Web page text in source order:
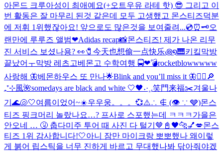
아몬드 크루아성이 최애예요(+오트우유 라테 핫) 😎 그리고 이
번 활동은 잘 마무리 된것 같은데 모두 고생했고 몬스티즈덕분
에 저휘 1위했잖아요! 앞으로도 많은것을 보여줄려...💿⏰🗝️오
랜만에 루루즈 앨범❤︎Adidas recap📸몬스티즈! 제가 나온 리무
진 서비스 보셨나용? 👀🧷今天也想偷一点快乐꩜໑🎹키킼막방
끝났어ㅜ막방 레츠고베몬고 수학여행 🚍❤︎💣rocketblowwwww
사랑해 🦋베몬하우스 또 만나🌟Blink and you’ll miss it 🦋❤️‍🔥 🔎
₊⁺⊹風🌺somedays are black and white 🤍🖤˖·˳.笑門来福✂️겨울나
기 🌊🐚🤍여름이었어~☀️우우웅。。。💞⚠️∴ ∉ (👁 ∵ 🩶)몬스
티즈 핑크머리 놀랐나요…? 프사로 스포했는데 ㅋㅋㅋ 가을은
안오네 … 🤧 춥다미주 투어 때 사진 다 털기🤎 📓🖤🐆💅💋몬스
티즈 1위 감사합니다!🤍아니 잠만 마이크랑 뽀뽀했나 왜이렇
게 붉어 립스틱을 너무 진하게 바르고 무대했나봐 닦아줘야겠